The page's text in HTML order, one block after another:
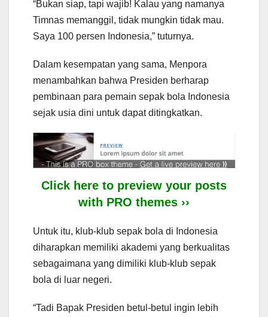
“Bukan siap, tapi wajib! Kalau yang namanya
Timnas memanggil, tidak mungkin tidak mau.
Saya 100 persen Indonesia,” tuturnya.
Dalam kesempatan yang sama, Menpora
menambahkan bahwa Presiden berharap
pembinaan para pemain sepak bola Indonesia
sejak usia dini untuk dapat ditingkatkan.
Click here to preview your posts
with PRO themes ››
Untuk itu, klub-klub sepak bola di Indonesia
diharapkan memiliki akademi yang berkualitas
sebagaimana yang dimiliki klub-klub sepak
bola di luar negeri.
“Tadi Bapak Presiden betul-betul ingin lebih